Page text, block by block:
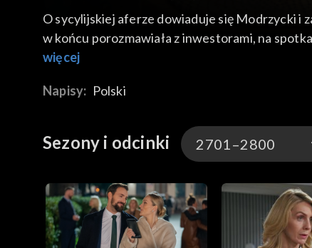
O sycylijskiej aferze dowiaduje się Modrzycki i
w końcu porozmawiała z inwestorami, na
jednak do bliskich dzwoni i wyznaje, że jest cała
Eliza odkrywa, że po ślubie Sebastian
wzięli udział w tanecznym konkursie i
więcej
Napisy: Polski
Sezony i odcinki 2701–2800
3301-3400
3201-3300